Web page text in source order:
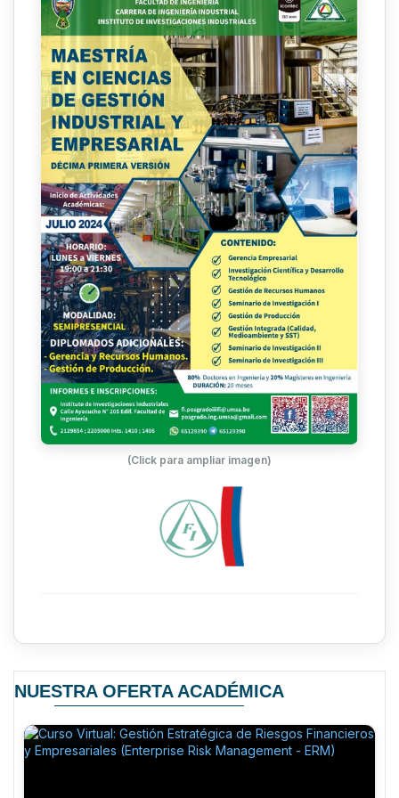
(Click para ampliar imagen)
Quintana
8
Metodologia de la
Investigacion Cientifica
Ph D. Ing.
Alvaro Ives
Valverde
Garnica
9
Gestión Logística,
Optimización y
Estrategias del
Aprovisionamiento y la
Distribución.
Ing. M.Sc.
Yuri Roberto
Zamorano
Braun
10 Ergonomia Organizativa
Ing. M.Sc.
Jose
Honigsblum
Heredia
11
Seminario de
Investigacion I
Ing. MBA.
Ricardo
Rodrigo Soliz
Bonilla
Tecnologia de Gestion
del Factor Humano
Ph D. Lic.
Humanos
Deheza
14
Direccion Estrategica y
Dr. Ing. Daniel
Robaina
Organización
NUESTRA OFERTA ACADÉMICA